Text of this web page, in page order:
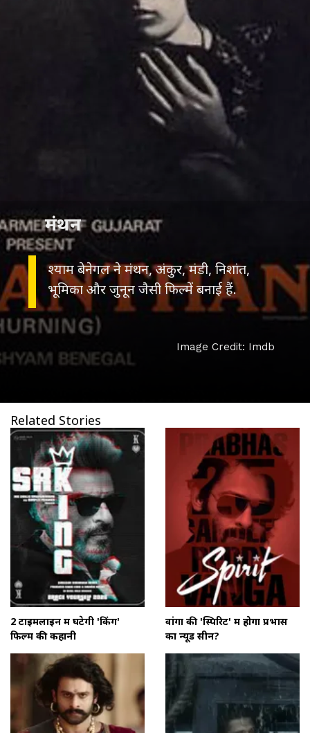
श्याम बेनेगल ने मंथन, अंकुर, मंडी, निशांत,
भूमिका और जुनून जैसी फिल्में बनाई हैं.
मंथन
Image Credit: Imdb
Related Stories
2 टाइमलाइन में घटेगी 'किंग'
फिल्म की कहानी
वांगा की 'स्पिरिट' में होगा प्रभास
का न्यूड सीन?